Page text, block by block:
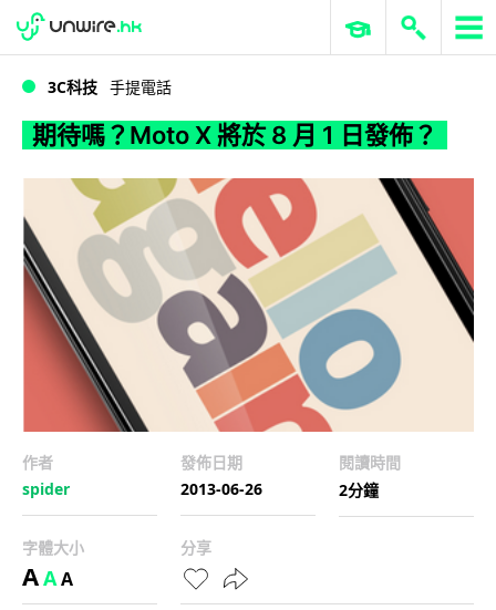
期待嗎？Moto X 將於 8 月 1 日發佈？
WWDC 2026 ERP 與商業 AI
3C科技 手提電話
期待嗎？Moto X 將於 8 月 1 日發佈？
作者
spider
發佈日期
2013-06-26
閱讀時間
2分鐘
字體大小
AAA
分享